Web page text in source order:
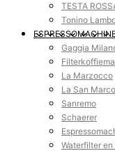
TESTA
Tonino
Gaggia
La Marzocco
La San Marco
Sanremo
Schaerer
Waterfilter en